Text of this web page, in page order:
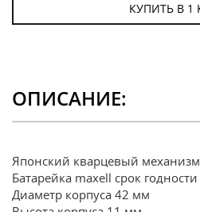
КУПИТЬ В 1
ОПИСАНИЕ:
Японский кварцевый
Батарейка maxell срок
Диаметр корпуса 42 мм